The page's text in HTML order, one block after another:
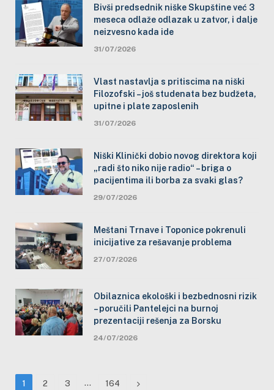
Bivši predsednik niške Skupštine već 3
meseca odlaže odlazak u zatvor, i dalje
neizvesno kada ide
31/07/2026
Vlast nastavlja s pritiscima na niški
Filozofski – još studenata bez budžeta,
upitne i plate zaposlenih
31/07/2026
Niški Klinički dobio novog direktora koji
„radi što niko nije radio“ – briga o
pacijentima ili borba za svaki glas?
29/07/2026
Meštani Trnave i Toponice pokrenuli
inicijative za rešavanje problema
27/07/2026
Obilaznica ekološki i bezbednosni rizik
– poručili Pantelejci na burnoj
prezentaciji rešenja za Borsku
24/07/2026
1 2 3 … 164 Next